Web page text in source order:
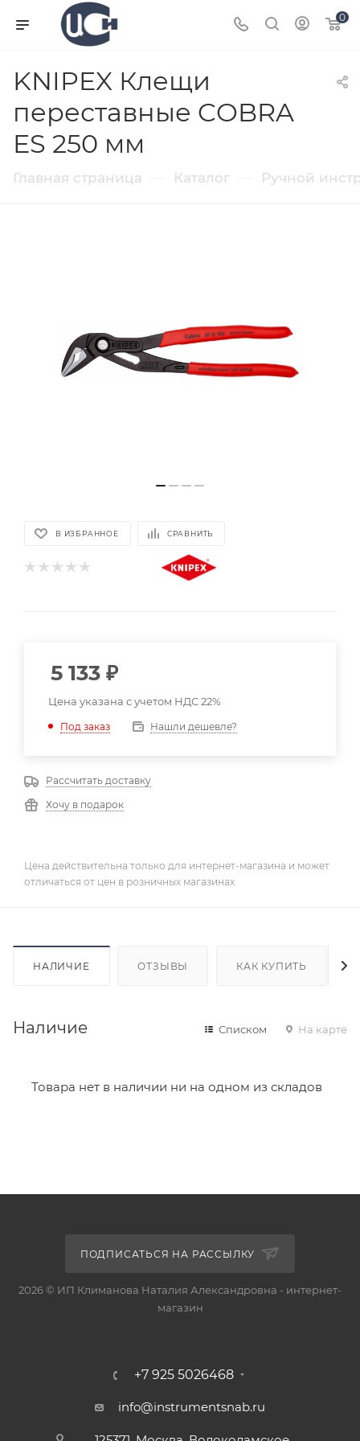
0
KNIPEX Клещи
переставные COBRA
ES 250 мм
Главная страница Каталог Ручной
В ИЗБРАННОЕ СРАВНИТЬ
5 133 ₽
Цена указана с учетом НДС 22%
Под заказ Нашли дешевле?
Рассчитать доставку
Хочу в подарок
Цена действительна только для интернет-магазина и может
отличаться от цен в розничных магазинах
НАЛИЧИЕ ОТЗЫВЫ КАК КУПИТЬ
Наличие Списком На карте
Товара нет в наличии ни на одном из складов
ПОДПИСАТЬСЯ НА РАССЫЛКУ
2026 © ИП Климанова Наталия Александровна - интернет-
магазин
+7 925 5026468
info@instrumentsnab.ru